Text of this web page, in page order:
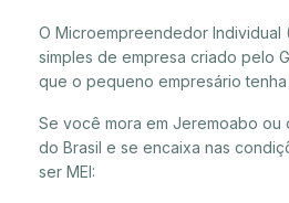
O Microempreendedor Individual
simples de empresa criado pelo
que o pequeno empresário tenha
Se você mora em Jeremoabo ou
do Brasil e se encaixa nas
ser MEI: